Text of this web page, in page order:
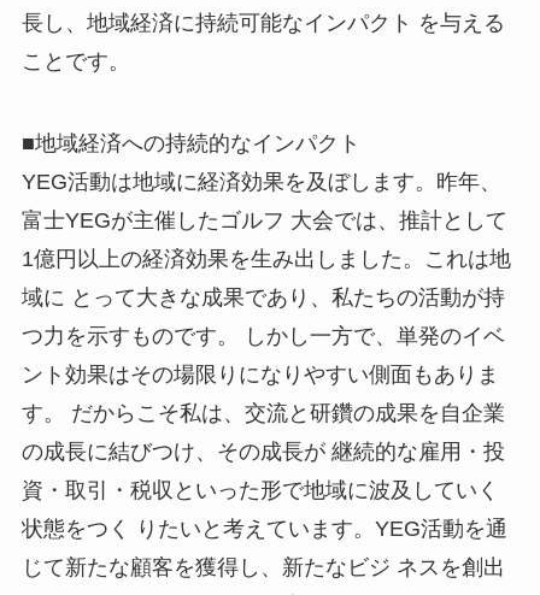
長し、地域経済に持続可能なインパクト を与える
ことです。
■地域経済への持続的なインパクト
YEG活動は地域に経済効果を及ぼします。昨年、
富士YEGが主催したゴルフ 大会では、推計として
1億円以上の経済効果を生み出しました。これは地
域に とって大きな成果であり、私たちの活動が持
つ力を示すものです。
しかし一方で、単発のイベ
ント効果はその場限りになりやすい側面もありま
す。 だからこそ私は、交流と研鑽の成果を自企業
の成長に結びつけ、その成長が 継続的な雇用・投
資・取引・税収といった形で地域に波及していく
状態をつく
りたいと考えています。YEG活動を通
じて新たな顧客を獲得し、新たなビジ ネスを創出